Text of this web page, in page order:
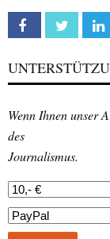
Facebook Twitter
Wenn Ihnen unser
des
Journalismus.